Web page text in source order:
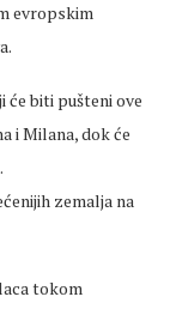
evropskim
će biti pušteni ove
i Milana, dok će
zemalja na
tokom